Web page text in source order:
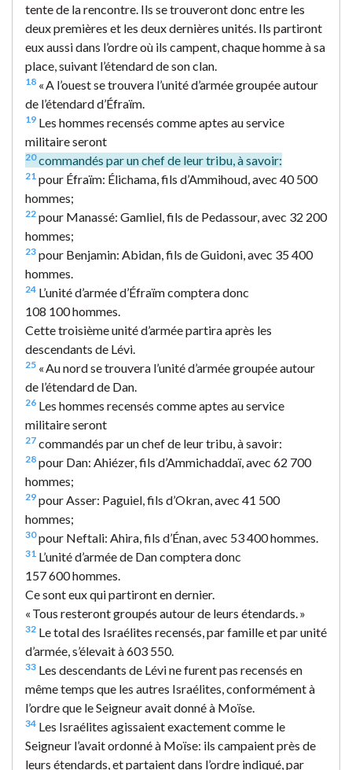
tente de la rencontre. Ils se trouveront donc entre les
deux premières et les deux dernières unités. Ils partiront
eux aussi dans l’ordre où ils campent, chaque homme à sa
place, suivant l’étendard de son clan.
18 « A l’ouest se trouvera l’unité d’armée groupée autour
de l’étendard d’Éfraïm.
19 Les hommes recensés comme aptes au service
militaire seront
20commandés par un chef de leur tribu, à savoir:
21 pour Éfraïm: Élichama, fils d’Ammihoud, avec 40 500
hommes;
22 pour Manassé: Gamliel, fils de Pedassour, avec 32 200
hommes;
23 pour Benjamin: Abidan, fils de Guidoni, avec 35 400
hommes.
24 L’unité d’armée d’Éfraïm comptera donc
108 100 hommes.
Cette troisième unité d’armée partira après les
descendants de Lévi.
25 « Au nord se trouvera l’unité d’armée groupée autour
de l’étendard de Dan.
26 Les hommes recensés comme aptes au service
militaire seront
27 commandés par un chef de leur tribu, à savoir:
28 pour Dan: Ahiézer, fils d’Ammichaddaï, avec 62 700
hommes;
29 pour Asser: Paguiel, fils d’Okran, avec 41 500
hommes;
30pour Neftali: Ahira, fils d’Énan, avec 53 400 hommes.
31 L’unité d’armée de Dan comptera donc
157 600 hommes.
Ce sont eux qui partiront en dernier.
« Tous resteront groupés autour de leurs étendards. »
32 Le total des Israélites recensés, par famille et par unité
d’armée, s’élevait à 603 550.
33 Les descendants de Lévi ne furent pas recensés en
même temps que les autres Israélites, conformément à
l’ordre que le Seigneur avait donné à Moïse.
34 Les Israélites agissaient exactement comme le
Seigneur l’avait ordonné à Moïse: ils campaient près de
leurs étendards, et partaient dans l’ordre indiqué, par